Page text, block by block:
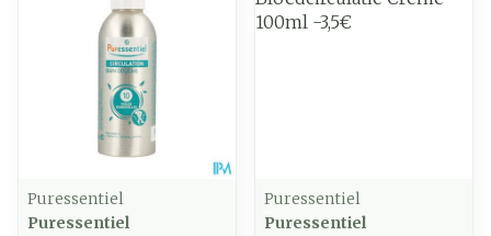
Puressentiel
Puressentiel
Puressentiel
Puressentiel